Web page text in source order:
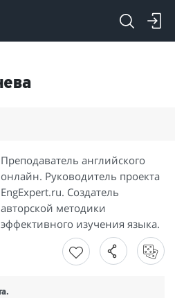
Преподаватель английского
онлайн. Руководитель проекта
EngExpert.ru. Создатель
авторской методики
эффективного изучения языка.